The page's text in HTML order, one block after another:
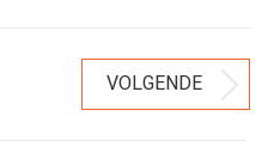
VOLGENDE Volgend
bericht